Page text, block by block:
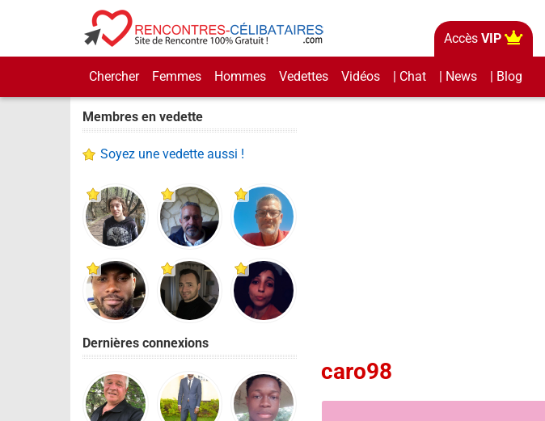
Accès VIP
Chercher Femmes Hommes Vedettes Vidéos | Chat | News | Blog
Membres en vedette
Soyez une vedette aussi !
Dernières connexions
caro98